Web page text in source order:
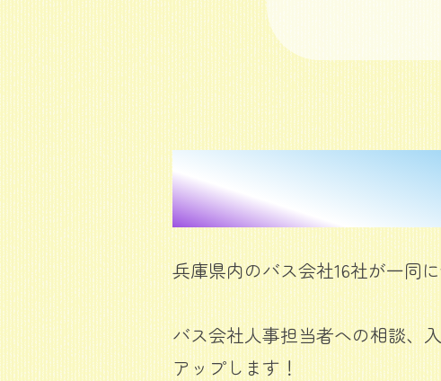
兵庫県内のバス会社16社が一同
バス会社人事担当者への相談、
アップします！